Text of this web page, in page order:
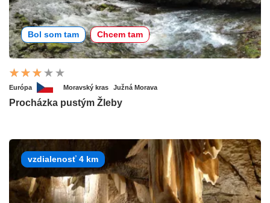
Bol som tam Chcem tam
Európa Moravský kras Južná Morava
Procházka pustým Žleby
vzdialenosť 4 km